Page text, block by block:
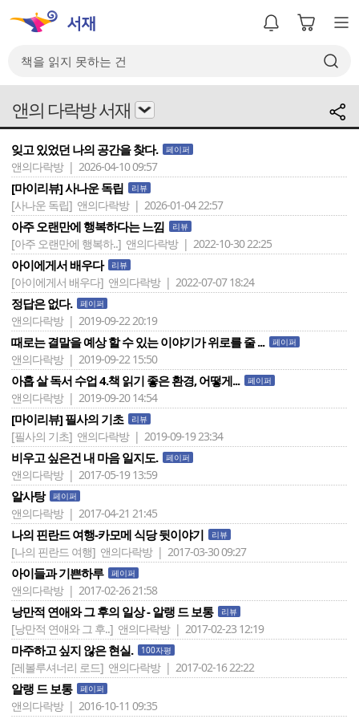
앤의 다락방 서재
잊고 있었던 나의 공간을 찾다. 페이퍼
앤의다락방 | 2026-04-10 09:57
[마이리뷰] 사나운 독립 리뷰
[사나운 독립] 앤의다락방 | 2026-01-04 22:57
아주 오랜만에 행복하다는 느낌 리뷰
[아주 오랜만에 행복하..] 앤의다락방 | 2022-10-30 22:25
아이에게서 배우다 리뷰
[아이에게서 배우다] 앤의다락방 | 2022-07-07 18:24
정답은 없다. 페이퍼
앤의다락방 | 2019-09-22 20:19
때로는 결말을 예상 할 수 있는 이야기가 위로를 줄 ... 페이퍼
앤의다락방 | 2019-09-22 15:50
아홉 살 독서 수업 4.책 읽기 좋은 환경, 어떻게... 페이퍼
앤의다락방 | 2019-09-20 14:54
[마이리뷰] 필사의 기초 리뷰
[필사의 기초] 앤의다락방 | 2019-09-19 23:34
비우고 싶은건 내 마음 일지도. 페이퍼
앤의다락방 | 2017-05-19 13:59
알사탕 페이퍼
앤의다락방 | 2017-04-21 21:45
나의 핀란드 여행-카모메 식당 뒷이야기 리뷰
[나의 핀란드 여행] 앤의다락방 | 2017-03-30 09:27
아이들과 기쁜하루 페이퍼
앤의다락방 | 2017-02-26 21:58
낭만적 연애와 그 후의 일상 - 알랭 드 보통 리뷰
[낭만적 연애와 그 후..] 앤의다락방 | 2017-02-23 12:19
마주하고 싶지 않은 현실. 100자평
[레볼루셔너리 로드] 앤의다락방 | 2017-02-16 22:22
알랭 드 보통 페이퍼
앤의다락방 | 2016-10-11 09:35